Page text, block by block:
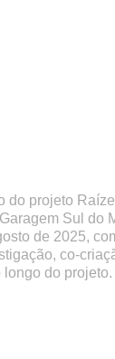
do projeto
Sul do
de 2025,
co-
do projeto.